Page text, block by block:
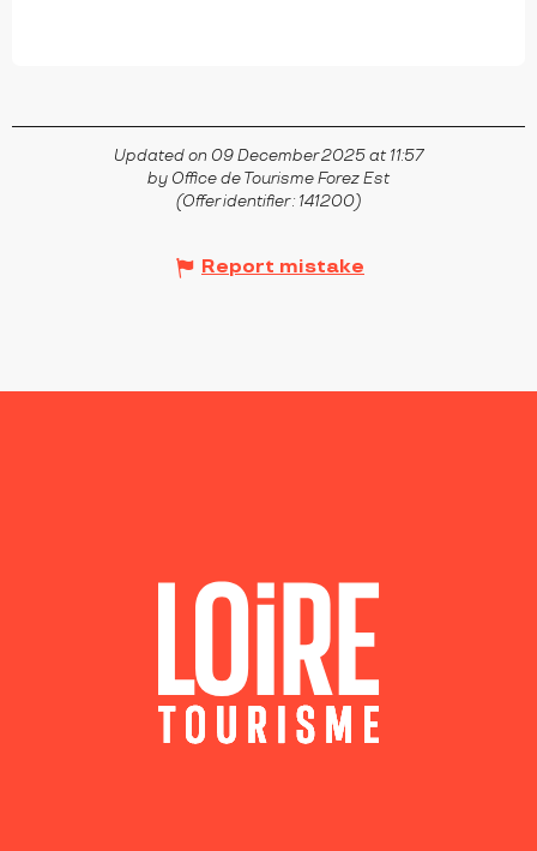
Updated on 09 December 2025 at 11:57
by Office de Tourisme Forez Est
(Offer identifier : 141200)
Report mistake